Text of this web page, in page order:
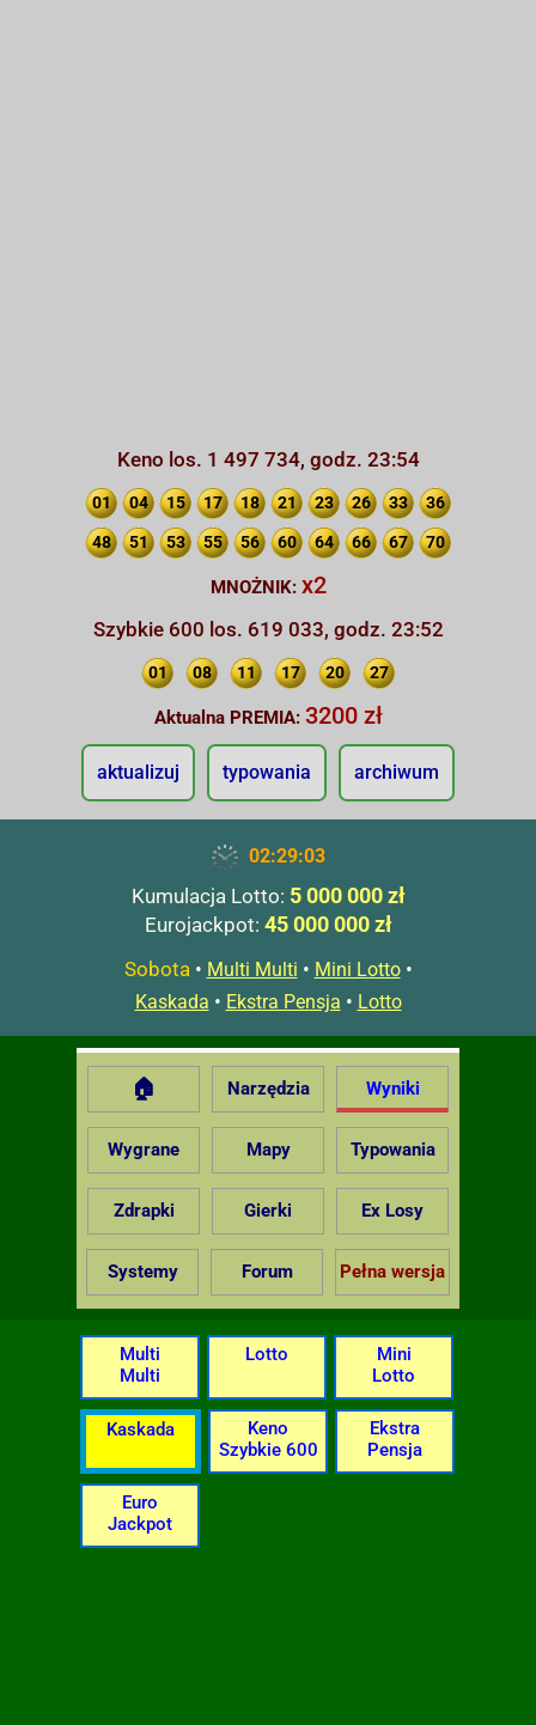
Keno los. 1 497 734, godz. 23:54
01 04 15 17 18 21 23 26 33 36
48 51 53 55 56 60 64 66 67 70
MNOŻNIK: x2
Szybkie 600 los. 619 033, godz. 23:52
01 08 11 17 20 27
Aktualna PREMIA: 3200 zł
aktualizuj typowania archiwum
02:29:04
Kumulacja Lotto: 5 000 000 zł
Eurojackpot: 45 000 000 zł
Sobota• Multi Multi • Mini Lotto•
Kaskada • Ekstra Pensja • Lotto
🏠 Narzędzia Wyniki
Wygrane Mapy Typowania
Zdrapki Gierki Ex Losy
Systemy Forum Pełna wersja
Multi
Multi
Lotto
Mini
Lotto
Kaskada
Keno
Szybkie 600
Ekstra
Pensja
Euro
Jackpot